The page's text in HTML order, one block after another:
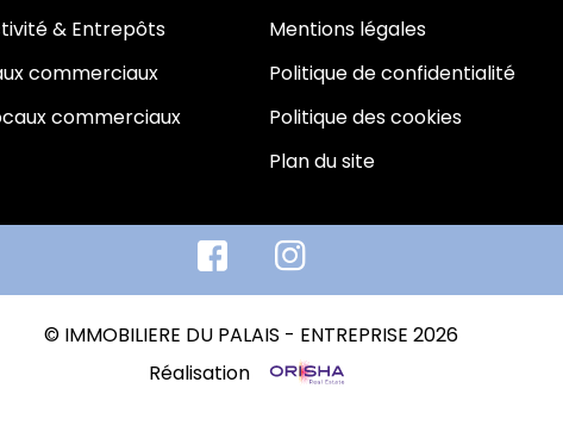
& Entrepôts
commerciaux
commerciaux
Mentions légales
Politique de confidentialité
Politique des cookies
Plan du site
© IMMOBILIERE DU PALAIS - ENTREPRISE 2026
Réalisation